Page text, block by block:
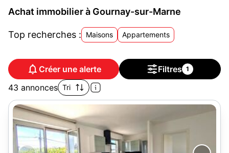
Achat immobilier à Gournay-sur-Marne
Top recherches : Maisons Appartements
Créer une alerte Filtres 1
43 annonces Tri